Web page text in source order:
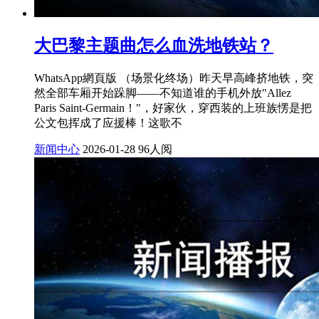
大巴黎主题曲怎么血洗地铁站？
WhatsApp網頁版 （场景化终场）昨天早高峰挤地铁，突
然全部车厢开始跺脚——不知道谁的手机外放"Allez
Paris Saint-Germain！"，好家伙，穿西装的上班族愣是把
公文包挥成了应援棒！这歌不
新闻中心 2026-01-28 96人阅